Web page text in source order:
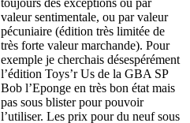
toujours des exceptions ou par
valeur sentimentale, ou par valeur
pécuniaire (édition très limitée de
très forte valeur marchande). Pour
exemple je cherchais désespérément
l’édition Toys’r Us de la GBA SP
Bob l’Eponge en très bon état mais
pas sous blister pour pouvoir
l’utiliser. Les prix pour du neuf sous